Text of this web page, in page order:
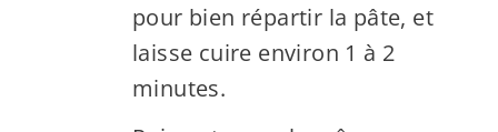
pour bien répartir la pâte, et
laisse cuire environ 1 à 2
minutes.